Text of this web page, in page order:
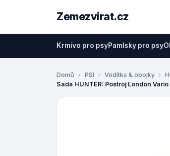
Zemezvirat.cz
Krmivo pro psyPamlsky pro psy
Domů PSI Vodítka & obojky
Sada HUNTER: Postroj London